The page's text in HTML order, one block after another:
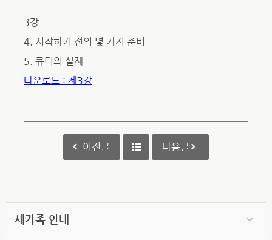
3강
4. 시작하기 전의 몇 가지 준비
5. 큐티의 실제
다운로드 : 제3강
이전글 다음글
새가족 안내